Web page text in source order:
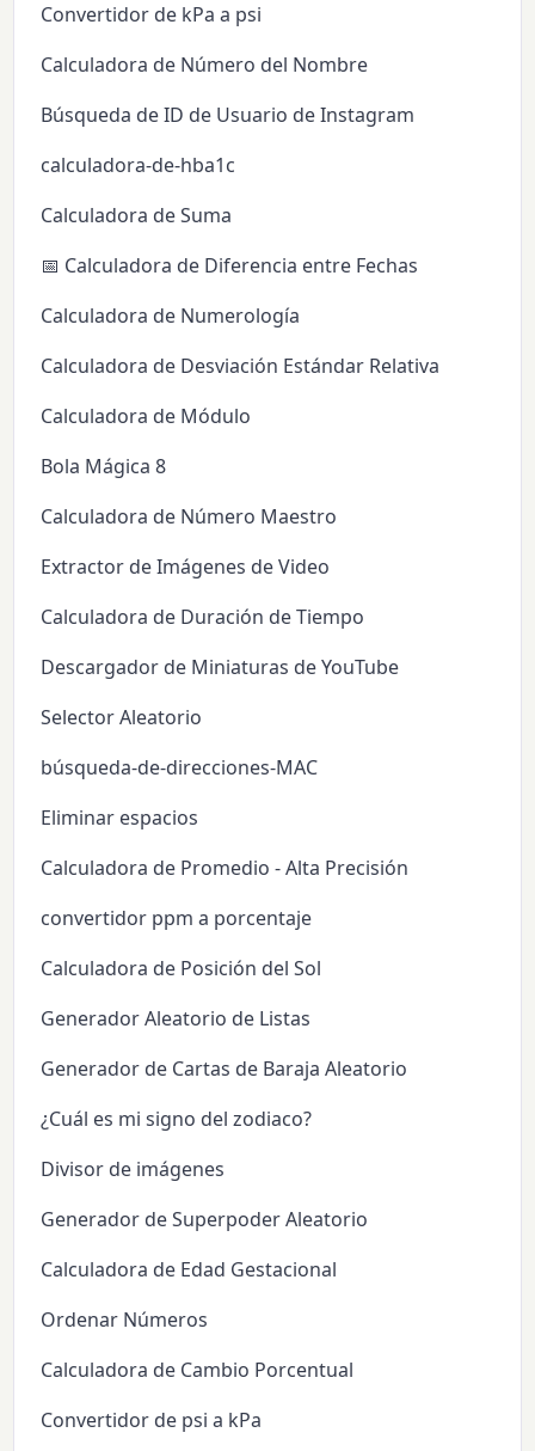
Convertidor de kPa a psi
Calculadora de Número del Nombre
Búsqueda de ID de Usuario de Instagram
calculadora-de-hba1c
Calculadora de Suma
📅 Calculadora de Diferencia entre Fechas
Calculadora de Numerología
Calculadora de Desviación Estándar Relativa
Calculadora de Módulo
Bola Mágica 8
Calculadora de Número Maestro
Extractor de Imágenes de Video
Calculadora de Duración de Tiempo
Descargador de Miniaturas de YouTube
Selector Aleatorio
búsqueda-de-direcciones-MAC
Eliminar espacios
Calculadora de Promedio - Alta Precisión
convertidor ppm a porcentaje
Calculadora de Posición del Sol
Generador Aleatorio de Listas
Generador de Cartas de Baraja Aleatorio
¿Cuál es mi signo del zodiaco?
Divisor de imágenes
Generador de Superpoder Aleatorio
Calculadora de Edad Gestacional
Ordenar Números
Calculadora de Cambio Porcentual
Convertidor de psi a kPa